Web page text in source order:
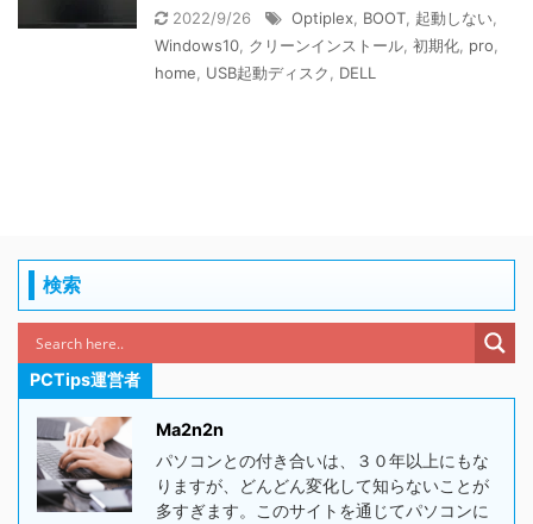
2022/9/26 Optiplex BOOT 起動しない
Windows10 クリーンインストール 初期化 pro
home
USB起動ディスク DELL
検索
PCTips運営者
Ma2n2n
パソコンとの付き合いは、３０年以上にもな
りますが、どんどん変化して知らないことが
多すぎます。このサイトを通じてパソコンに